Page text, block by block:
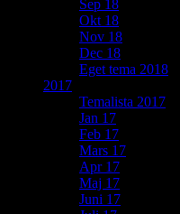
Sep 18
Okt 18
Nov 18
Dec 18
Eget tema 2018
2017
Temalista 2017
Jan 17
Feb 17
Mars 17
Apr 17
Maj 17
Juni 17